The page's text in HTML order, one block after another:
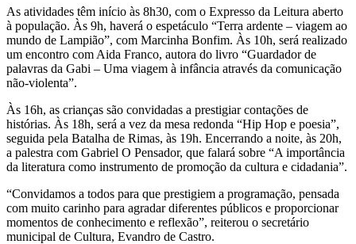
As atividades têm início às 8h30, com o Expresso da Leitura aberto
à população. Às 9h, haverá o espetáculo “Terra ardente – viagem ao
mundo de Lampião”, com Marcinha Bonfim. Às 10h, será realizado
um encontro com Aida Franco, autora do livro “Guardador de
palavras da Gabi – Uma viagem à infância através da comunicação
não-violenta”.
Às 16h, as crianças são convidadas a prestigiar contações de
histórias. Às 18h, será a vez da mesa redonda “Hip Hop e poesia”,
seguida pela Batalha de Rimas, às 19h. Encerrando a noite, às 20h,
a palestra com Gabriel O Pensador, que falará sobre “A importância
da literatura como instrumento de promoção da cultura e cidadania”.
“Convidamos a todos para que prestigiem a programação, pensada
com muito carinho para agradar diferentes públicos e proporcionar
momentos de conhecimento e reflexão”, reiterou o secretário
municipal de Cultura, Evandro de Castro.